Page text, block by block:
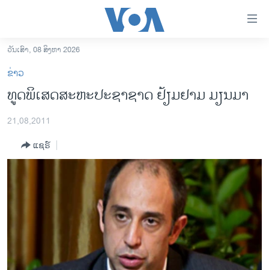
ເຂົ້າ
ຫາ
ຂ້າມ
ໄປ
ຊອກ
ອາເມຣິກາ
ການເລືອກຕັ້ງ ປະທານາທີບໍດີ ສະຫະລັດ 2024
ຂ່າວ​ຈີນ
ອິດສະຫຼະພາບດ້ານການຂ່າວ
ຊຸມຊົນຊາວລາວ
ວັນເສົາ, 08 ສິງຫາ 2026
ຂ່າວ
ທູດພິເສດສະຫະປະຊາຊາດ ຢ້ຽມຢາມ ມຽນມາ
21,08,2011
ແຊຣ໌